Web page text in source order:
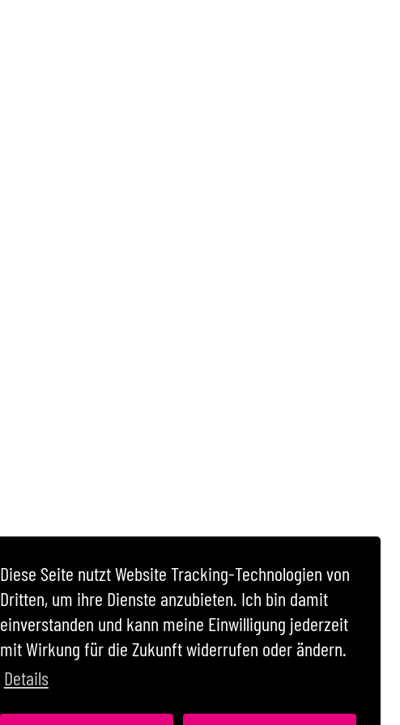
Diese Seite nutzt Website Tracking-Technologien von
Dritten, um ihre Dienste anzubieten. Ich bin damit
einverstanden und kann meine Einwilligung jederzeit
mit Wirkung für die Zukunft widerrufen oder ändern.
Details